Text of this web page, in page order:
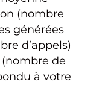
(nombre
générées
d’appels)
de
à votre